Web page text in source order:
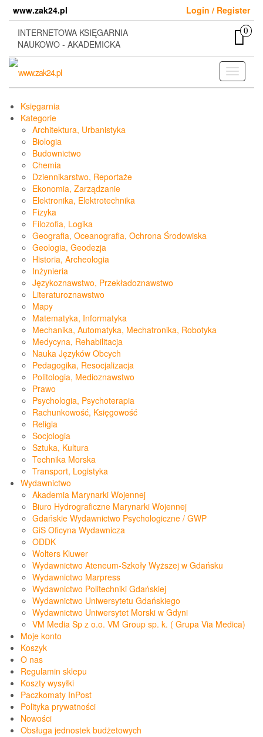
content
www.zak24.pl
Login / Register
INTERNETOWA KSIĘGARNIA
NAUKOWO - AKADEMICKA
0
Toggle
Księgarnia
Kategorie
Architektura, Urbanistyka
Biologia
Budownictwo
Chemia
Dziennikarstwo, Reportaże
Ekonomia, Zarządzanie
Elektronika, Elektrotechnika
Fizyka
Filozofia, Logika
Geografia, Oceanografia, Ochrona Środowiska
Geologia, Geodezja
Historia, Archeologia
Inżynieria
Językoznawstwo, Przekładoznawstwo
Literaturoznawstwo
Mapy
Matematyka, Informatyka
Mechanika, Automatyka, Mechatronika, Robotyka
Medycyna, Rehabilitacja
Nauka Języków Obcych
Pedagogika, Resocjalizacja
Politologia, Medioznawstwo
Prawo
Psychologia, Psychoterapia
Rachunkowość, Księgowość
Religia
Socjologia
Sztuka, Kultura
Technika Morska
Transport, Logistyka
Wydawnictwo
Akademia Marynarki Wojennej
Biuro Hydrograficzne Marynarki Wojennej
Gdańskie Wydawnictwo Psychologiczne / GWP
GiS Oficyna Wydawnicza
ODDK
Wolters Kluwer
Wydawnictwo Ateneum-Szkoły Wyższej w Gdańsku
Wydawnictwo Marpress
Wydawnictwo Politechniki Gdańskiej
Wydawnictwo Uniwersytetu Gdańskiego
Wydawnictwo Uniwersytet Morski w Gdyni
VM Media Sp z o.o. VM Group sp. k. ( Grupa Via Medica)
Moje konto
Koszyk
O nas
Regulamin sklepu
Koszty wysyłki
Paczkomaty InPost
Polityka prywatności
Nowości
Obsługa jednostek budżetowych